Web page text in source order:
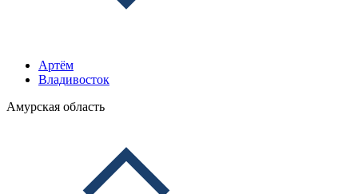
Артём
Владивосток
Амурская область